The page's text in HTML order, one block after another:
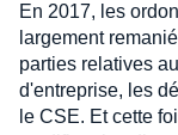
En 2017, les
largement
parties relatives
d'entreprise, les
le CSE. Et cette